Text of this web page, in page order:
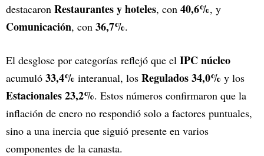
destacaron Restaurantes y hoteles, con 40,6%, y
Comunicación, con 36,7%.
El desglose por categorías reflejó que el IPC núcleo
acumuló 33,4% interanual, los Regulados34,0% y los
Estacionales23,2%. Estos números confirmaron que la
inflación de enero no respondió solo a factores puntuales,
sino a una inercia que siguió presente en varios
componentes de la canasta.